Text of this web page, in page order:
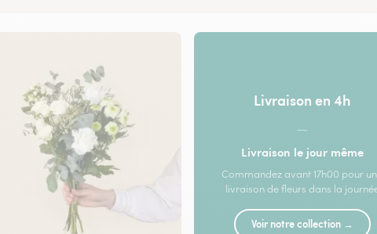
Livraison en 4h
—
Livraison le jour même
Commandez avant 17h00 pour
livraison de fleurs dans la
Voir notre collection →